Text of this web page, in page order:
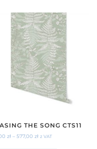
THE SONG CTS11
zł –577,00zł z VAT